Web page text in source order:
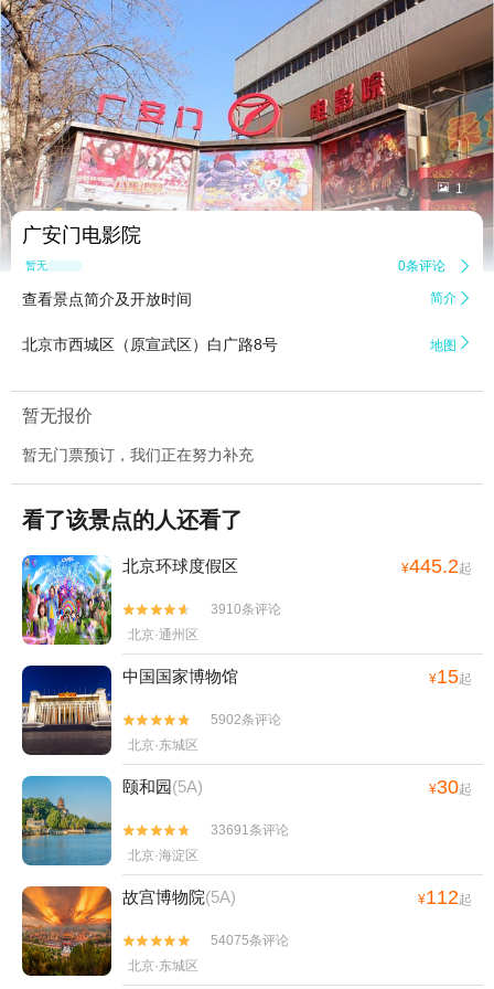
 1
广安门电影院
暂无点评 0条评论 
查看景点简介及开放时间 简介 
北京市西城区（原宣武区）白广路8号 地图 
暂无报价
暂无门票预订，我们正在努力补充
看了该景点的人还看了
北京环球度假区 ¥445.2起


3910条评论
北京·通州区
中国国家博物馆 ¥15起


5902条评论
北京·东城区
颐和园(5A) ¥30起


33691条评论
北京·海淀区
故宫博物院(5A) ¥112起


54075条评论
北京·东城区
